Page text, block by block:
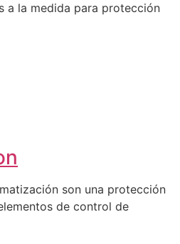
a la medida para protección
son una protección
de control de